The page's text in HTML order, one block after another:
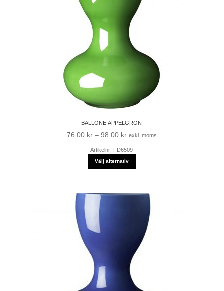
BALLONE ÄPPELGRÖN
76.00 kr – 98.00 krPrisintervall:
till
98.00 kr
exkl. moms
Artikelnr: FD6509
Välj alternativ